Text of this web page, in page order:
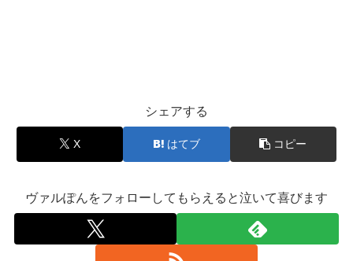
シェアする
X はてブ コピー
ヴァルぽんをフォローしてもらえると泣いて喜びます